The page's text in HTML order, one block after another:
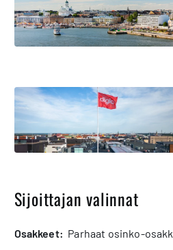
Sijoittajan valinnat
osakkeet: Parhaat osinko-